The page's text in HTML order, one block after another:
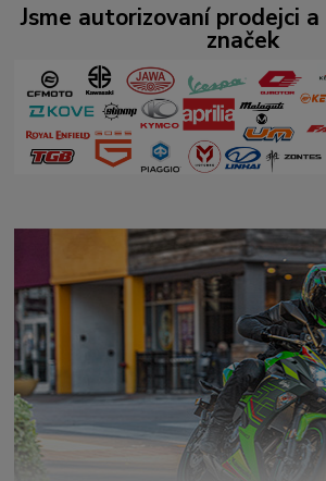
Jsme autorizovaní prodejci
značek